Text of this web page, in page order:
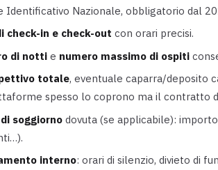
Identificativo Nazionale, obbligatorio dal
check-in e check-out con orari precisi.
di notti e numero massimo di ospiti
totale, eventuale caparra/deposito
spesso lo coprono ma il contratto
soggiorno dovuta (se applicabile):
interno: orari di silenzio, divieto di